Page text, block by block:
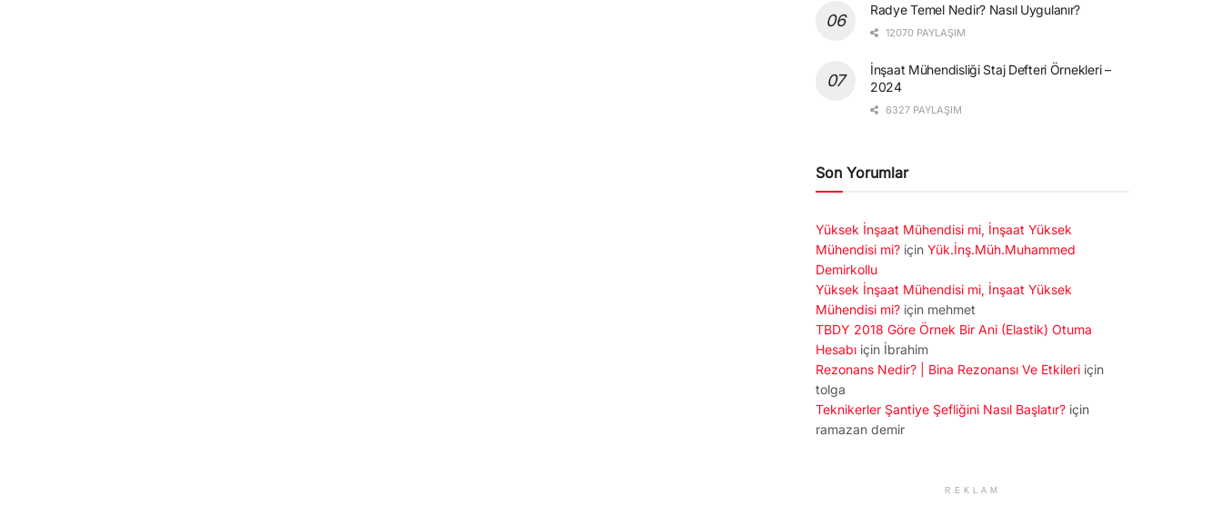
Radye Temel Nedir? Nasıl Uygulanır?
12070 PAYLAŞIM
İnşaat Mühendisliği Staj Defteri Örnekleri –
2024
6327 PAYLAŞIM
Son Yorumlar
Yüksek İnşaat Mühendisi mi, İnşaat Yüksek
Mühendisi mi? için Yük.İnş.Müh.Muhammed
Demirkollu
Yüksek İnşaat Mühendisi mi, İnşaat Yüksek
Mühendisi mi? için mehmet
TBDY 2018 Göre Örnek Bir Ani (Elastik) Otuma
Hesabı için İbrahim
Rezonans Nedir? | Bina Rezonansı Ve Etkileri için
tolga
Teknikerler Şantiye Şefliğini Nasıl Başlatır? için
ramazan demir
REKLAM